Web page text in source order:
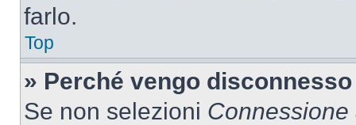
farlo.
Top
» Perché vengo
Se non selezioni